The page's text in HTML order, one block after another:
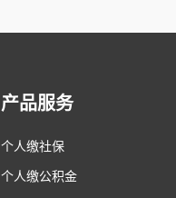
产品服务
个人缴社保
个人缴公积金